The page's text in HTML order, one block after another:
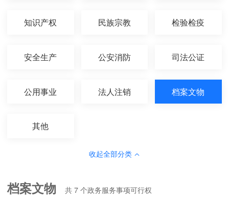
知识产权 民族宗教 检验检疫
安全生产 公安消防 司法公证
公用事业 法人注销 档案文物
其他
收起全部分类
档案文物 共7 个政务服务事项可行权